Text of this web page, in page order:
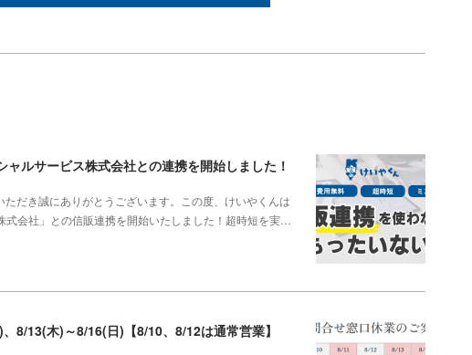
ャルサービス株式会社との連携を開始しました！
だき誠にありがとうございます。この度、けいやくんは
式会社」との信販連携を開始いたしました！超時短を実…
8/13(木)～8/16(日)【8/10、8/12は通常営業】